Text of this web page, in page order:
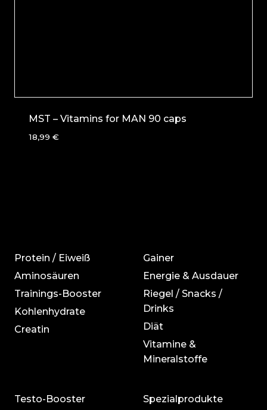
MST – Vitamins for MAN 90 caps
18,99 €
Protein / Eiweiß
Aminosäuren
Trainings-Booster
Kohlenhydrate
Creatin
Gainer
Energie & Ausdauer
Riegel / Snacks /
Drinks
Diät
Vitamine &
Mineralstoffe
Testo-Booster
Spezialprodukte